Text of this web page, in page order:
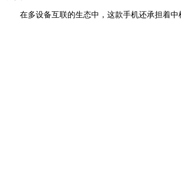
在多设备互联的生态中，这款手机还承担着中